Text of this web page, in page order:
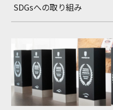
SDGsへの取り組み